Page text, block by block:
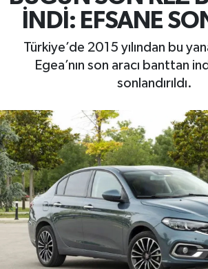
İNDİ: EFSANE
Türkiye’de 2015 yılından bu
Egea’nın son aracı banttan
sonlandırıldı.
Son Dakika Haberleri
Haber Arşivi